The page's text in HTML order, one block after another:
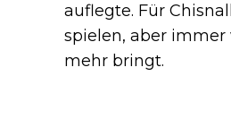
auflegte. Für
spielen, aber
mehr bringt.